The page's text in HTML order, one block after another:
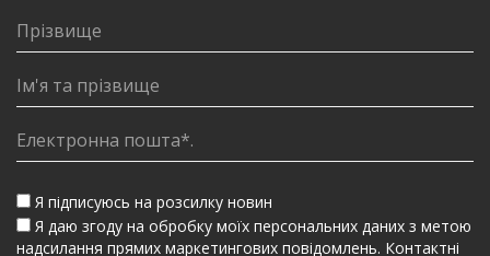
Я підписуюсь на розсилку новин
Я даю згоду на обробку моїх персональних даних з метою
надсилання прямих маркетингових повідомлень. Контактні